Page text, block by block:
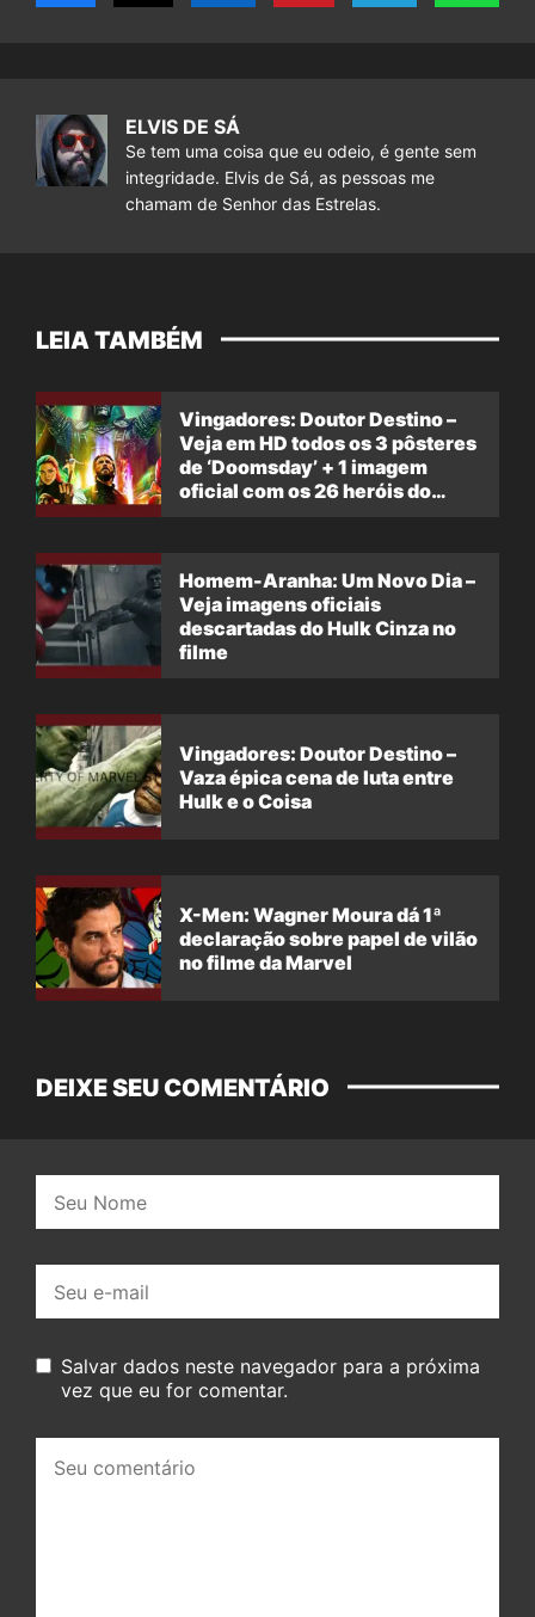
ELVIS DE SÁ
Se tem uma coisa que eu odeio, é gente sem
integridade. Elvis de Sá, as pessoas me
chamam de Senhor das Estrelas.
LEIA TAMBÉM
Vingadores: Doutor Destino –
Veja em HD todos os 3 pôsteres
de ‘Doomsday’ + 1 imagem
oficial com os 26 heróis do
Homem-Aranha: Um Novo Dia –
Veja imagens oficiais
descartadas do Hulk Cinza no
filme
Vingadores: Doutor Destino –
Vaza épica cena de luta entre
Hulk e o Coisa
X-Men: Wagner Moura dá 1ª
declaração sobre papel de vilão
no filme da Marvel
DEIXE SEU COMENTÁRIO
mail:
Salvar dados neste navegador para a próxima
vez que eu for comentar.
comentário: